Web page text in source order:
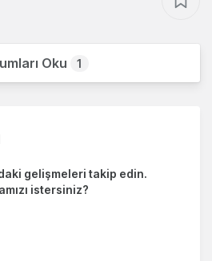
Oku 1
gelişmeleri takip edin.
istersiniz?